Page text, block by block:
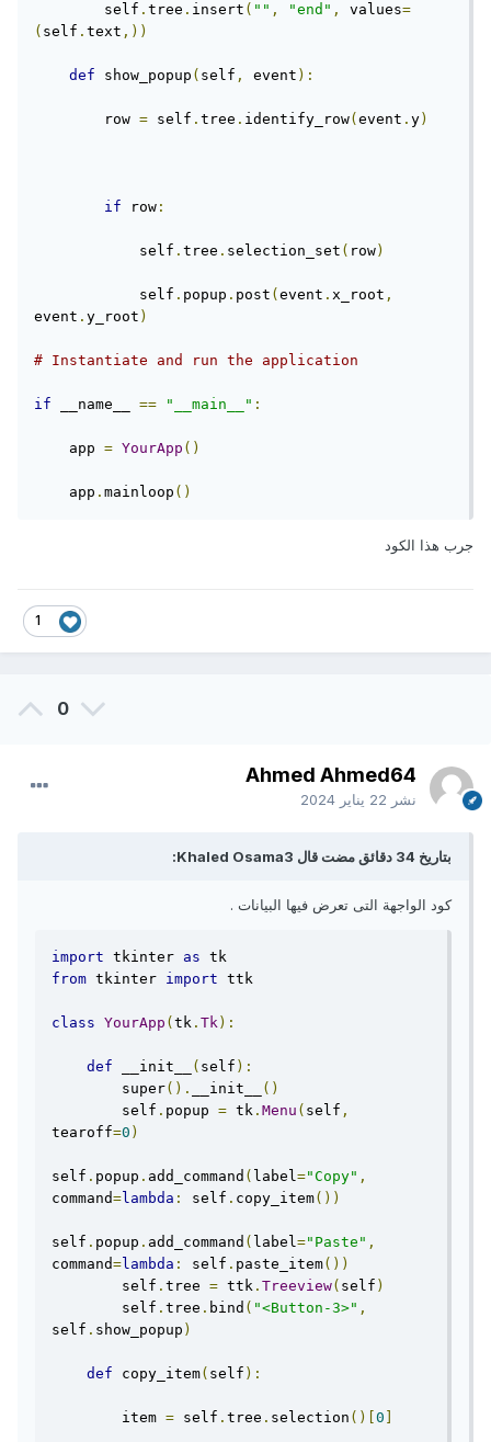
self .tree .insert ("" "end" values=
(self .text ,))
def show_popup (self event ):
row = self .tree .identify_row (event .y
if row
self .tree .selection_set (row
self .popup .post (event .x_root
event .y_root
# Instantiate and run the application
if __name__ == "__main__"
app = YourApp ()
app .mainloop ()
جرب هذا الكود
0
Ahmed Ahmed64
نشر 22 يناير 2024
بتاريخ 34 دقائق مضت قال Khaled Osama3:
كود الواجهة التى تعرض فيها البيانات .
import tkinter as
from tkinter import ttk
class YourApp (tk .Tk ):
def __init__ (self ):
super (). __init__ ()
self .popup = tk .Menu (self
tearoff=0
self .popup .add_command (label="Copy"
command=lambda self .copy_item ())
self .popup .add_command (label="Paste"
command=lambda self .paste_item ())
self .tree = ttk .Treeview (self
self .tree .bind ("<Button-3>"
self .show_popup
def copy_item (self ):
item = self .tree .selection ()[0